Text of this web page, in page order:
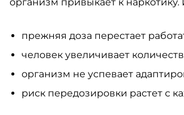
прежняя доза перестает
человек увеличивает
организм не успевает
риск передозировки растет с